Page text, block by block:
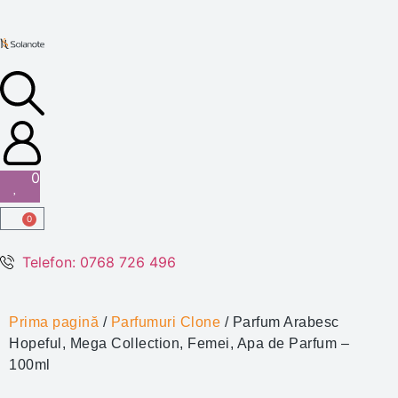
0
0
Telefon: 0768 726 496
Prima pagină / Parfumuri Clone / Parfum Arabesc
Hopeful, Mega Collection, Femei, Apa de Parfum –
100ml